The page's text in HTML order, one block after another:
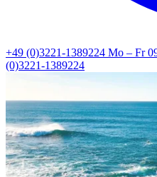
+49 (0)3221-1389224 Mo – Fr
(0)3221-1389224